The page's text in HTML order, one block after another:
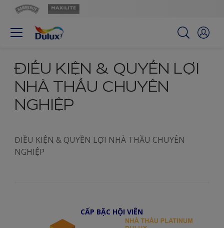
ĐIỀU KIỆN & QUYỀN LỢI
NHÀ THẦU CHUYÊN
NGHIỆP
ĐIỀU KIỆN & QUYỀN LỢI NHÀ THẦU CHUYÊN
NGHIỆP
CẤP BẬC HỘI VIÊN